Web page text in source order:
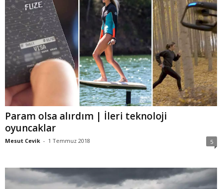
Param olsa alırdım | İleri teknoloji
oyuncaklar
Mesut Cevik - 1 Temmuz 2018 5